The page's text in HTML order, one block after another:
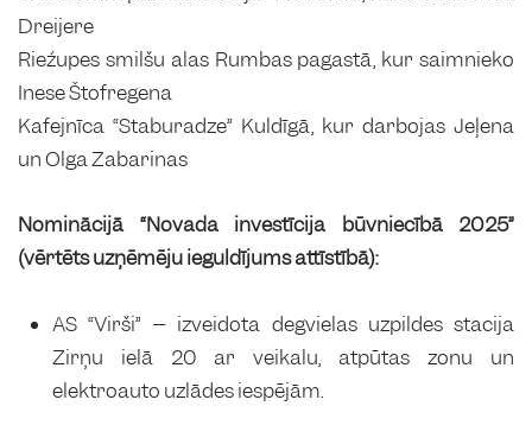
Dreijere
Riežupes smilšu alas Rumbas pagastā, kur saimnieko
Inese Štofregena
Kafejnīca “Staburadze” Kuldīgā, kur darbojas Jeļena
un Olga Zabarinas
Nominācijā “Novada investīcija būvniecībā 2025”
(vērtēts uzņēmēju ieguldījums attīstībā):
AS “Virši” – izveidota degvielas uzpildes stacija
Zirņu ielā 20 ar veikalu, atpūtas zonu un
elektroauto uzlādes iespējām.